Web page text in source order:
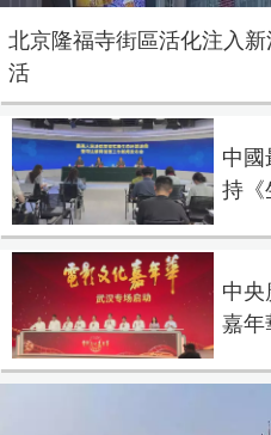
北京隆福寺街區活化注入
活
中國
持《
中央
嘉年